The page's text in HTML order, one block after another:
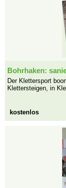
Bohrhaken:
Der Klettersport
Klettersteigen, in
kostenlos